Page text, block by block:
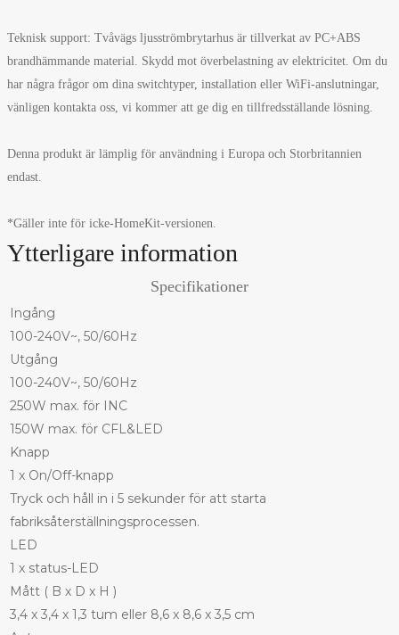
Teknisk support: Tvåvägs ljusströmbrytarhus är tillverkat av PC+ABS
brandhämmande material. Skydd mot överbelastning av elektricitet. Om du
har några frågor om dina switchtyper, installation eller WiFi-anslutningar,
vänligen kontakta oss, vi kommer att ge dig en tillfredsställande lösning.
Denna produkt är lämplig för användning i Europa och Storbritannien
endast.
*Gäller inte för icke-HomeKit-versionen.
Ytterligare information
Specifikationer
Ingång
100-240V~, 50/60Hz
Utgång
100-240V~, 50/60Hz
250W max. för INC
150W max. för CFL&LED
Knapp
1 x On/Off-knapp
Tryck och håll in i 5 sekunder för att starta
fabriksåterställningsprocessen.
LED
1 x status-LED
Mått ( B x D x H )
3,4 x 3,4 x 1,3 tum eller 8,6 x 8,6 x 3,5 cm